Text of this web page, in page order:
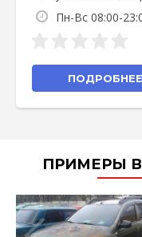
Пн-Вс 08:00-
ПОДРОБНЕЕ
ПРИМЕРЫ